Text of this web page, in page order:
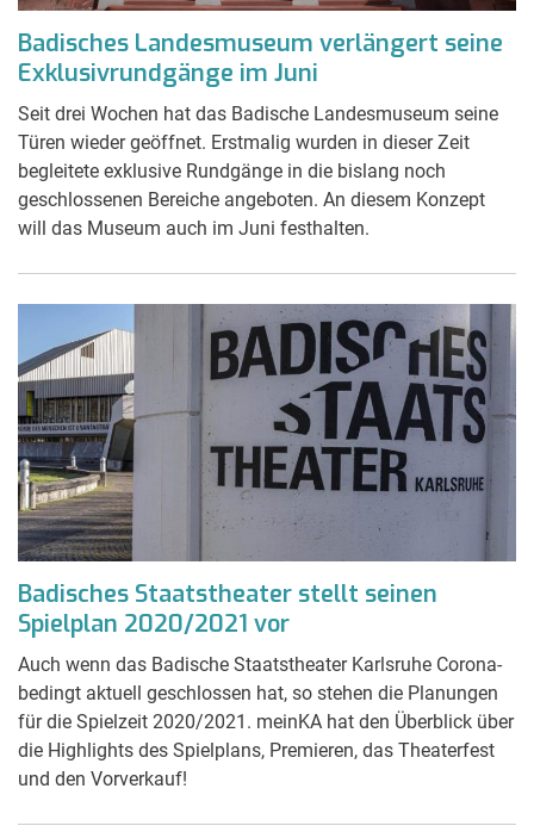
Badisches Landesmuseum verlängert seine
Exklusivrundgänge im Juni
Seit drei Wochen hat das Badische Landesmuseum seine
Türen wieder geöffnet. Erstmalig wurden in dieser Zeit
begleitete exklusive Rundgänge in die bislang noch
geschlossenen Bereiche angeboten. An diesem Konzept
will das Museum auch im Juni festhalten.
Badisches Staatstheater stellt seinen
Spielplan 2020/2021 vor
Auch wenn das Badische Staatstheater Karlsruhe Corona-
bedingt aktuell geschlossen hat, so stehen die Planungen
für die Spielzeit 2020/2021. meinKA hat den Überblick über
die Highlights des Spielplans, Premieren, das Theaterfest
und den Vorverkauf!